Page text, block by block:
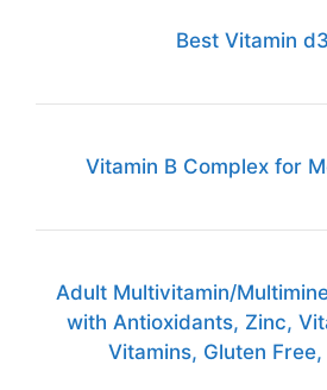
Best Vitamin
Vitamin B Complex for
Adult Multivitamin/
with Antioxidants, Zinc,
Vitamins, Gluten